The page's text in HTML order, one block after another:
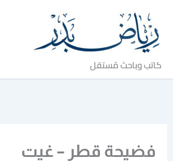
المحتوى
كاتب وباحث مُستقل
فضيحة قطر – غيت